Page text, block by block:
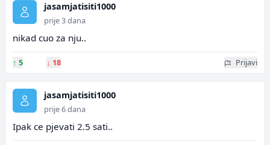
jasamjatisiti1000
prije 3 dana
nikad cuo za nju..
↑ 5 ↓ 18 Prijavi
jasamjatisiti1000
prije 6 dana
Ipak ce pjevati 2.5 sati..